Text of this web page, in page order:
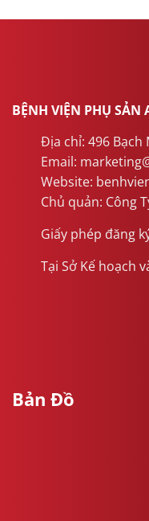
BỆNH VIỆN PHỤ SẢN
Địa chỉ: 496 Bạch
Email:
Website:
Chủ quản: Công
Giấy phép đăng
Tại Sở Kế hoạch
Bản Đồ